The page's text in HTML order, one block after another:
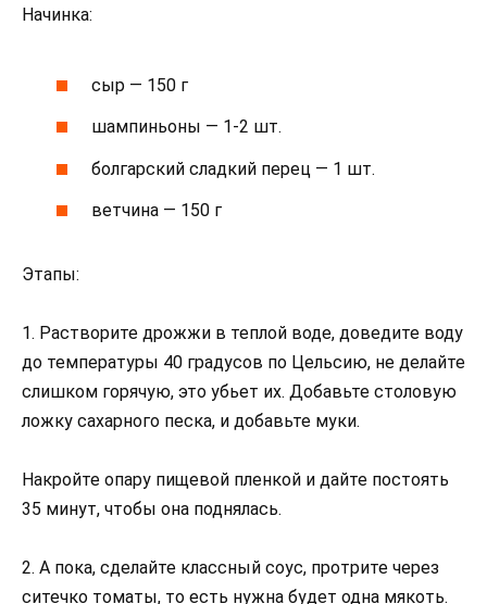
Начинка:
сыр — 150 г
шампиньоны — 1-2 шт.
болгарский сладкий перец — 1 шт.
ветчина — 150 г
Этапы:
1. Растворите дрожжи в теплой воде, доведите воду
до температуры 40 градусов по Цельсию, не делайте
слишком горячую, это убьет их. Добавьте столовую
ложку сахарного песка, и добавьте муки.
Накройте опару пищевой пленкой и дайте постоять
35 минут, чтобы она поднялась.
2. А пока, сделайте классный соус, протрите через
ситечко томаты, то есть нужна будет одна мякоть.